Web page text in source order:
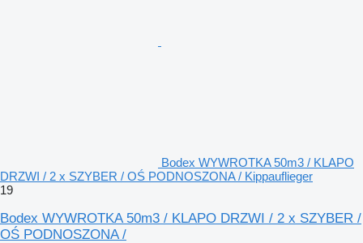
Bodex WYWROTKA 50m3 / KLAPO
DRZWI / 2 x SZYBER / OŚ PODNOSZONA / Kippauflieger
19
Bodex WYWROTKA 50m3 / KLAPO DRZWI / 2 x SZYBER /
OŚ PODNOSZONA /